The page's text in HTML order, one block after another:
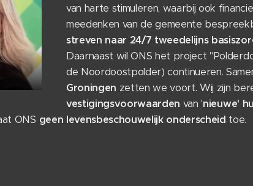
van harte stimuleren, waarbij ook
meedenken van de gemeente
streven naar 24/7 tweedelijns
Daarnaast wil ONS het project
de Noordoostpolder) continueren.
Groningen zetten we voort. Wij zijn
vestigingsvoorwaarden van 'nieuwe'
ONS geen levensbeschouwelijk onderscheid toe.